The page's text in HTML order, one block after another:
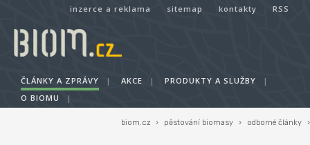
inzerce a reklama sitemap kontakty RSS
ČLÁNKY A ZPRÁVY | AKCE | PRODUKTY A SLUŽBY
|
O BIOMU
|
biom.cz › pěstování biomasy › odborné články ›